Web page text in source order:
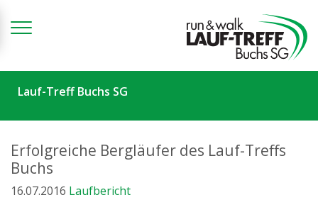
Lauf-Treff Buchs SG
Erfolgreiche Bergläufer des Lauf-Treffs
Buchs
16.07.2016 Laufbericht